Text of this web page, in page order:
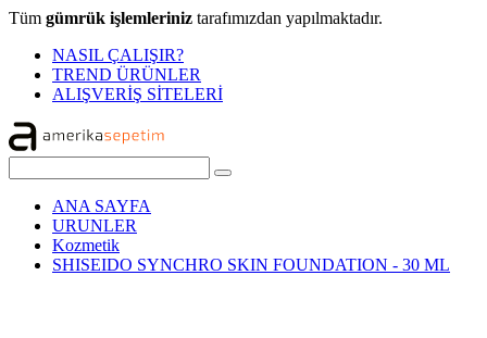
Tüm gümrük işlemleriniz tarafımızdan yapılmaktadır.
NASIL ÇALIŞIR?
TREND ÜRÜNLER
ALIŞVERİŞ SİTELERİ
ANA SAYFA
URUNLER
Kozmetik
SHISEIDO SYNCHRO SKIN FOUNDATION - 30 ML